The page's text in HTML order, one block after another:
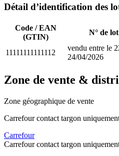
Détail d’identification des
Code / EAN
(GTIN)
N° de
11111111111112
vendu entre le
24/04/2026
Zone de vente &
Zone géographique de vente
Carrefour contact targon
Carrefour
Carrefour contact targon